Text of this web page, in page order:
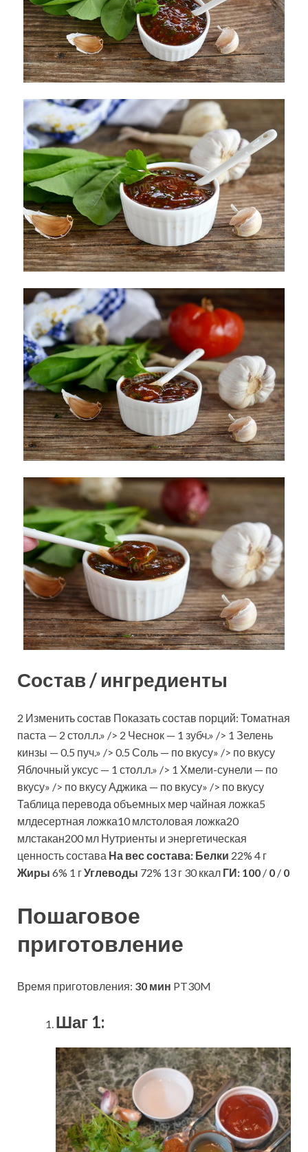
Состав / ингредиенты
2 Изменить состав Показать состав порций: Томатная
паста — 2 стол.л.» /> 2 Чеснок — 1 зубч.» /> 1 Зелень
кинзы — 0.5 пуч.» /> 0.5 Соль — по вкусу» /> по вкусу
Яблочный уксус — 1 стол.л.» /> 1 Хмели-сунели — по
вкусу» /> по вкусу Аджика — по вкусу» /> по вкусу
Таблица перевода объемных мер чайная ложка5
млдесертная ложка10 млстоловая ложка20
млстакан200 мл Нутриенты и энергетическая
ценность состава На вес состава: Белки 22% 4 г
Жиры 6% 1 гУглеводы 72% 13 г 30 ккал ГИ: 100 / 0 / 0
Пошаговое
приготовление
Время приготовления: 30 мин PT30M
Шаг 1: